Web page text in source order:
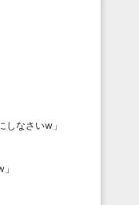
しなさいw 」
」